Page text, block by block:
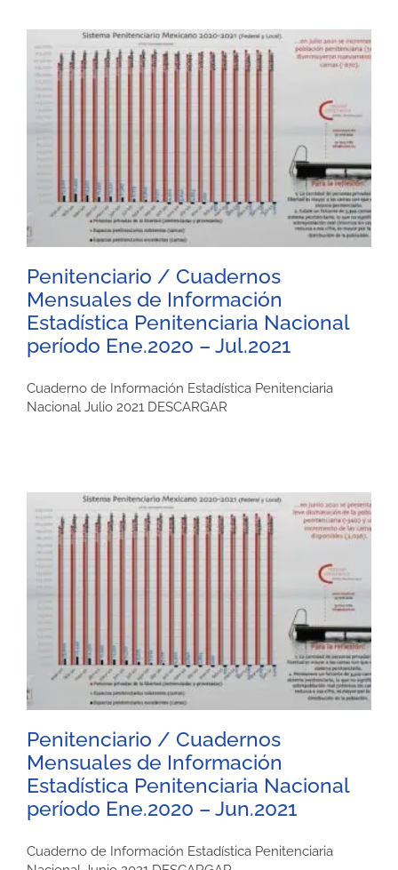
Penitenciario / Cuadernos
Mensuales de Información
Estadística Penitenciaria Nacional
período Ene.2020 – Jul.2021
Cuaderno de Información Estadística Penitenciaria
Nacional Julio 2021 DESCARGAR
Penitenciario / Cuadernos
Mensuales de Información
Estadística Penitenciaria Nacional
período Ene.2020 – Jun.2021
Cuaderno de Información Estadística Penitenciaria